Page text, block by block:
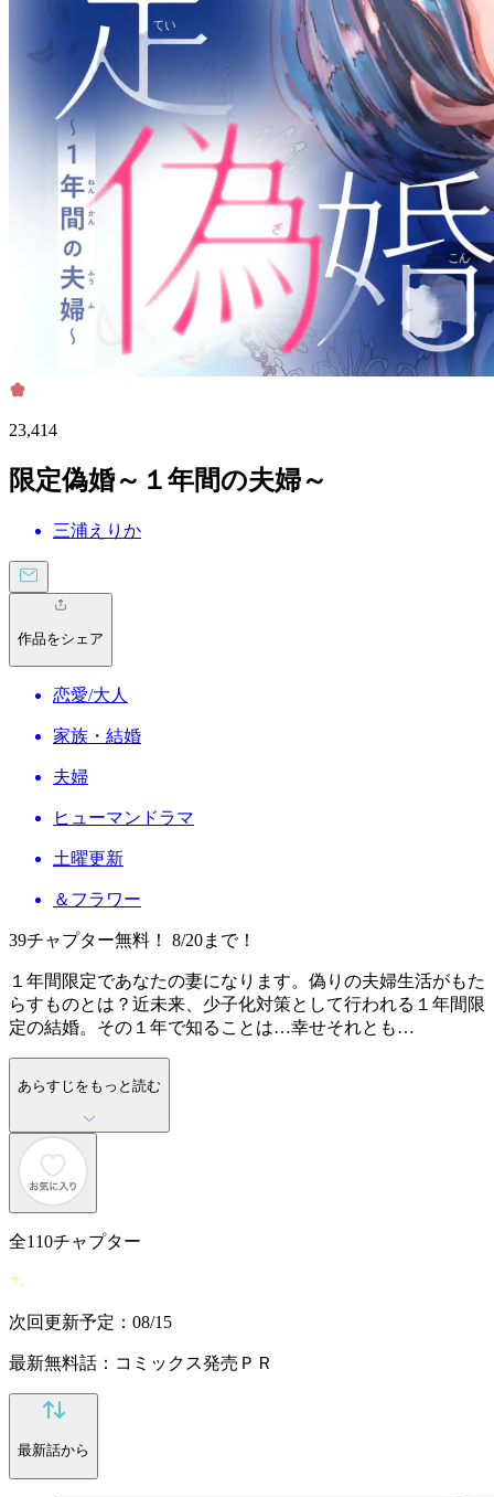
23,414
限定偽婚～１年間の夫婦～
三浦えりか
作品をシェア
恋愛/大人
家族・結婚
夫婦
ヒューマンドラマ
土曜更新
＆フラワー
39チャプター無料！ 8/20まで！
１年間限定であなたの妻になります。偽りの夫婦生活がもた
らすものとは？近未来、少子化対策として行われる１年間限
定の結婚。その１年で知ることは…幸せそれとも…
あらすじをもっと読む
全110チャプター
次回更新予定：08/15
最新無料話：コミックス発売ＰＲ
最新話から